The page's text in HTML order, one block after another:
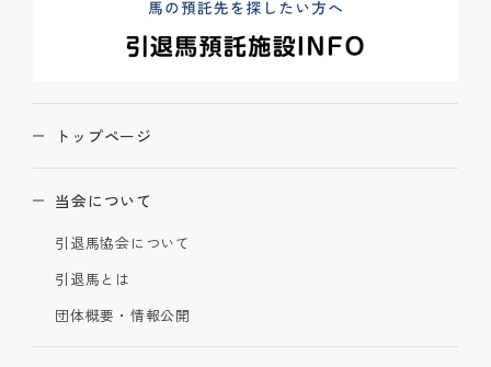
トップページ
当会について
引退馬協会について
引退馬とは
団体概要・情報公開